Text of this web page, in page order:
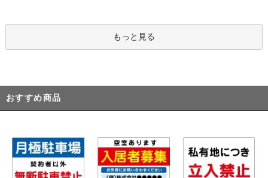
もっと見る
おすすめ商品